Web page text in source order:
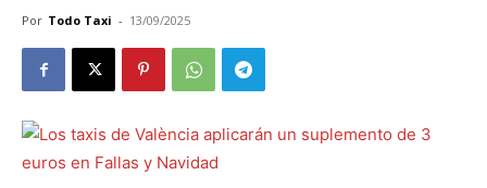
Por Todo Taxi - 13/09/2025